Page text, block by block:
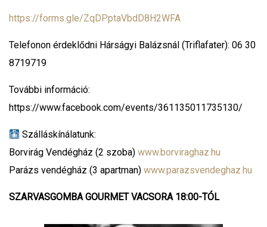
https://forms.gle/ZqDPptaVbdD8H2WFA
Telefonon érdeklődni Hárságyi Balázsnál (Triflafater): 06 30
8719719
További információ:
https://www.facebook.com/events/361135011735130/
Szálláskínálatunk:
Borvirág Vendégház (2 szoba) www.borviraghaz.hu
Parázs vendégház (3 apartman) www.parazsvendeghaz.hu
SZARVASGOMBA GOURMET VACSORA 18:00-TÓL